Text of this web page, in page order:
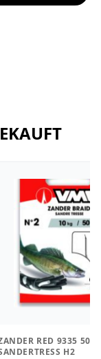
RED 9335
H2